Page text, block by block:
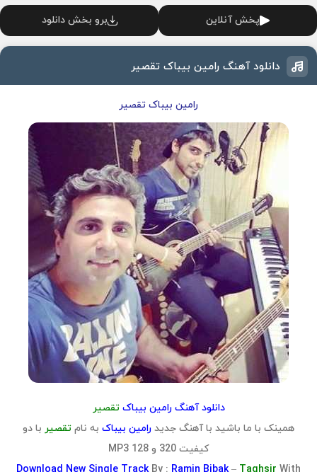
پخش آنلاین برو بخش دانلود
دانلود آهنگ رامین بیباک تقصیر
رامین بیباک تقصیر
دانلود آهنگ رامین بیباکتقصیر
همینک با ما باشید با آهنگ جدید رامین بیباک به نام تقصیر با دو
کیفیت 320 و 128 MP3